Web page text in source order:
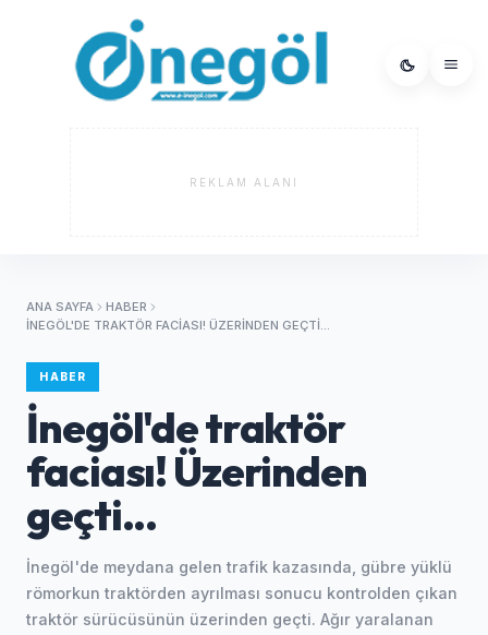
REKLAM ALANI
ANA SAYFA
HABER
İNEGÖL'DE TRAKTÖR FACIASI! ÜZERINDEN GEÇTI...
HABER
İnegöl'de traktör
faciası! Üzerinden
geçti...
İnegöl'de meydana gelen trafik kazasında, gübre yüklü
römorkun traktörden ayrılması sonucu kontrolden çıkan
traktör sürücüsünün üzerinden geçti. Ağır yaralanan